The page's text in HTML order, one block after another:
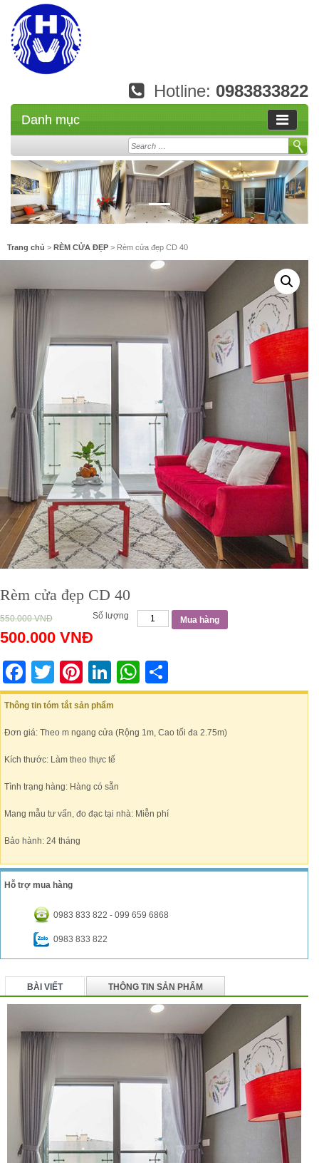
Hotline: 0983833822
Danh mục
Search
Trang chủ > RÈM CỬA ĐẸP > Rèm cửa đẹp CD 40
Rèm cửa đẹp CD 40
550.000VNĐ
500.000 VNĐ
Số lượng Mua hàng
Facebook
TwitterPinterest
LinkedIn
WhatsApp
Thông tin tóm tắt sản phẩm
Đơn giá: Theo m ngang cửa (Rộng 1m, Cao tối đa 2.75m)
Kích thước: Làm theo thực tế
Tình trạng hàng: Hàng có sẵn
Mang mẫu tư vấn, đo đạc tại nhà: Miễn phí
Bảo hành: 24 tháng
Hỗ trợ mua hàng
0983 833 822 - 099 659 6868
0983 833 822
BÀI VIẾT THÔNG TIN SẢN PHẨM